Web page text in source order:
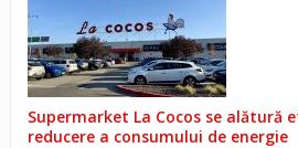
Supermarket La Cocos se alătură
reducere a consumului de energie